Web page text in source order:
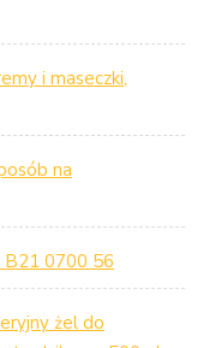
i maseczki,
na
B21 0700 56
żel do